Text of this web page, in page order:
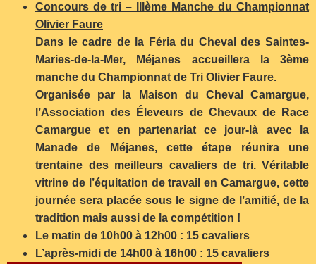
Concours de tri – IIIème Manche du Championnat
Olivier Faure
Dans le cadre de la Féria du Cheval des Saintes-
Maries-de-la-Mer, Méjanes accueillera la 3ème
manche du Championnat de Tri Olivier Faure.
Organisée par la Maison du Cheval Camargue,
l’Association des Éleveurs de Chevaux de Race
Camargue et en partenariat ce jour-là avec la
Manade de Méjanes, cette étape réunira une
trentaine des meilleurs cavaliers de tri. Véritable
vitrine de l’équitation de travail en Camargue, cette
journée sera placée sous le signe de l’amitié, de la
tradition mais aussi de la compétition !
Le matin de 10h00 à 12h00 : 15 cavaliers
L’après-midi de 14h00 à 16h00 : 15 cavaliers